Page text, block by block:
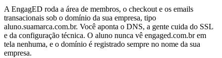
A EngagED roda a área de membros, o checkout e os emails
transacionais sob o domínio da sua empresa, tipo
aluno.suamarca.com.br. Você aponta o DNS, a gente cuida do SSL
e da configuração técnica. O aluno nunca vê engaged.com.br em
tela nenhuma, e o domínio é registrado sempre no nome da sua
empresa.